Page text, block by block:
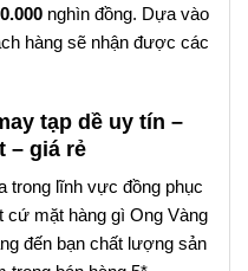
nghìn đồng. Dựa vào
hàng sẽ nhận được các
tạp dề uy tín –
– giá rẻ
trong lĩnh vực đồng phục
cứ mặt hàng gì Ong Vàng
đến bạn chất lượng sản